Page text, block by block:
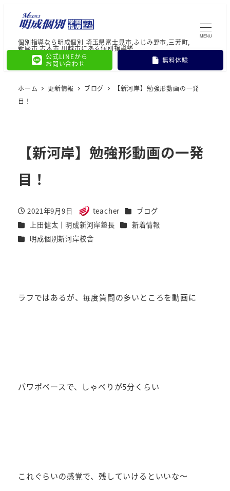
個別指導なら明成個別 埼玉県富士見市,ふじみ野市,三芳町,
新座市,志木市,川越市にある個別指導塾
公式LINEから
お問い合わせ
無料体験
MENU
ホーム 更新情報 ブログ
【新河岸】勉強形動画の一発
目！
【新河岸】勉強形動画の一発
目！
投稿日
2021年9月9日
著
者
teacher カテゴリー
ブログ
カテゴリー
上田健太｜明成新河岸塾長 カテゴリー
新着情報
カテゴリー
明成個別新河岸校舎
ラフではあるが、毎度質問の多いところを動画に
パワポベースで、しゃべりが5分くらい
これぐらいの感覚で、残していけるといいな〜